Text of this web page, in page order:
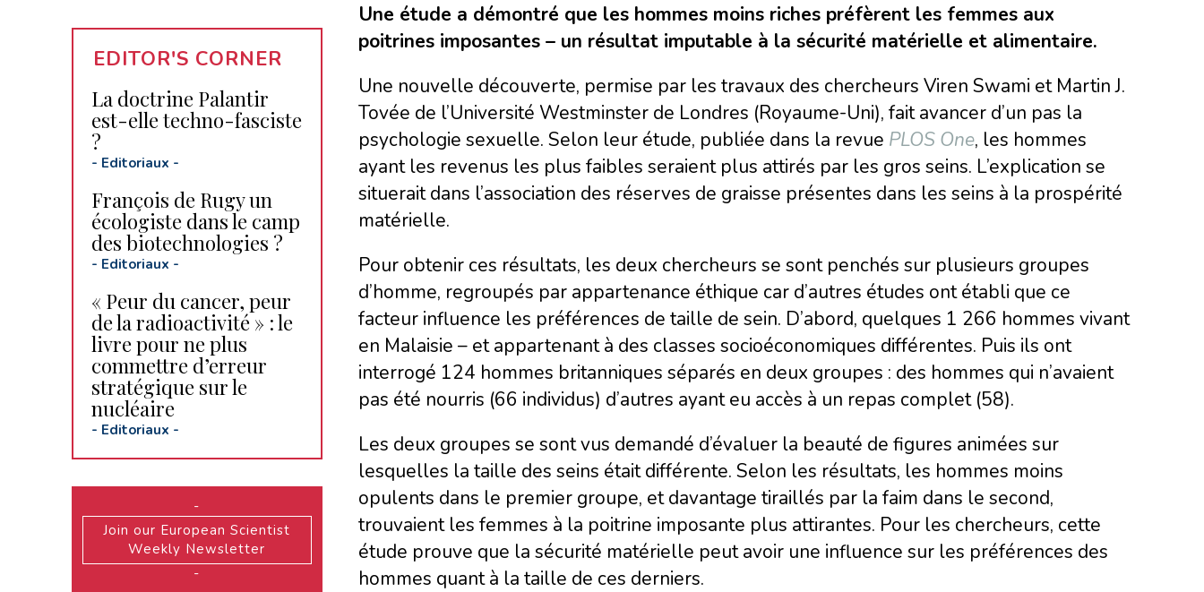
Une étude a démontré que les hommes moins riches préfèrent les femmes aux
poitrines imposantes – un résultat imputable à la sécurité matérielle et alimentaire.
Une nouvelle découverte, permise par les travaux des chercheurs Viren Swami et Martin J.
Tovée de l’Université Westminster de Londres (Royaume-Uni), fait avancer d’un pas la
psychologie sexuelle. Selon leur étude, publiée dans la revue PLOS One, les hommes
ayant les revenus les plus faibles seraient plus attirés par les gros seins. L’explication se
situerait dans l’association des réserves de graisse présentes dans les seins à la prospérité
matérielle.
Pour obtenir ces résultats, les deux chercheurs se sont penchés sur plusieurs groupes
d’homme, regroupés par appartenance éthique car d’autres études ont établi que ce
facteur influence les préférences de taille de sein. D’abord, quelques 1 266 hommes vivant
en Malaisie – et appartenant à des classes socioéconomiques différentes. Puis ils ont
interrogé 124 hommes britanniques séparés en deux groupes : des hommes qui n’avaient
pas été nourris (66 individus) d’autres ayant eu accès à un repas complet (58).
Les deux groupes se sont vus demandé d’évaluer la beauté de figures animées sur
lesquelles la taille des seins était différente. Selon les résultats, les hommes moins
opulents dans le premier groupe, et davantage tiraillés par la faim dans le second,
trouvaient les femmes à la poitrine imposante plus attirantes. Pour les chercheurs, cette
étude prouve que la sécurité matérielle peut avoir une influence sur les préférences des
hommes quant à la taille de ces derniers.
EDITOR'S CORNER
La doctrine Palantir
est-elle techno-fasciste
?
- Editoriaux -
François de Rugy un
écologiste dans le camp
des biotechnologies ?
- Editoriaux -
« Peur du cancer, peur
de la radioactivité » : le
livre pour ne plus
commettre d’erreur
stratégique sur le
nucléaire
- Editoriaux -
-
Join our European Scientist
Weekly Newsletter
-